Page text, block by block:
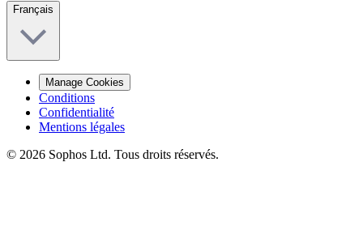
Français
Manage Cookies
Conditions
Confidentialité
Mentions légales
© 2026 Sophos Ltd. Tous droits réservés.